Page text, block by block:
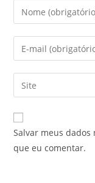
Digite
seu
nome
ou
de
usuário
para
comentar
Digite
seu
endereço
de
mail
para
comentar
Digite
o
URL
do
site
Salvar meus dados
que eu comentar.